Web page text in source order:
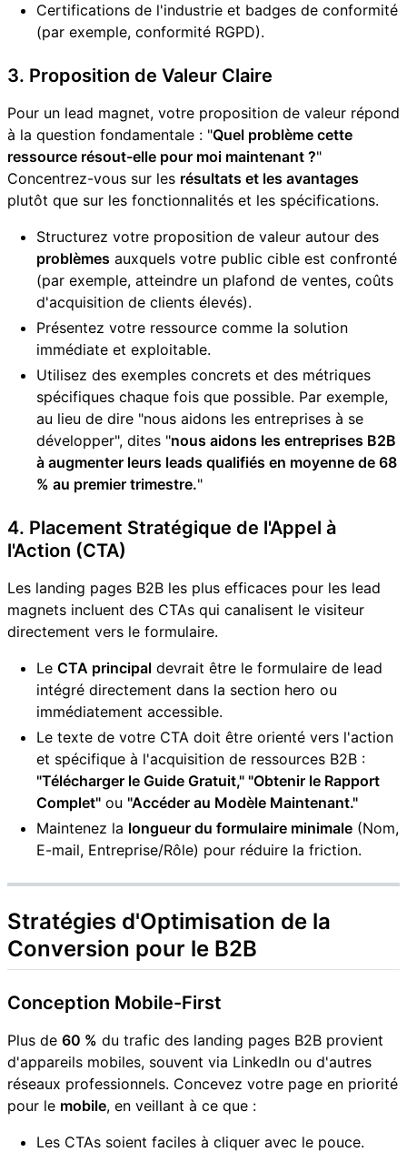
Certifications de l'industrie et badges de conformité
(par exemple, conformité RGPD).
3. Proposition de Valeur Claire
Pour un lead magnet, votre proposition de valeur répond
à la question fondamentale : "Quel problème cette
ressource résout-elle pour moi maintenant ?"
Concentrez-vous sur les résultats et les avantages
plutôt que sur les fonctionnalités et les spécifications.
Structurez votre proposition de valeur autour des
problèmes auxquels votre public cible est confronté
(par exemple, atteindre un plafond de ventes, coûts
d'acquisition de clients élevés).
Présentez votre ressource comme la solution
immédiate et exploitable.
Utilisez des exemples concrets et des métriques
spécifiques chaque fois que possible. Par exemple,
au lieu de dire "nous aidons les entreprises à se
développer", dites "nous aidons les entreprises B2B
à augmenter leurs leads qualifiés en moyenne de 68
% au premier trimestre."
4. Placement Stratégique de l'Appel à
l'Action (CTA)
Les landing pages B2B les plus efficaces pour les lead
magnets incluent des CTAs qui canalisent le visiteur
directement vers le formulaire.
Le CTA principal devrait être le formulaire de lead
intégré directement dans la section hero ou
immédiatement accessible.
Le texte de votre CTA doit être orienté vers l'action
et spécifique à l'acquisition de ressources B2B :
"Télécharger le Guide Gratuit," "Obtenir le Rapport
Complet" ou "Accéder au Modèle Maintenant."
Maintenez la longueur du formulaire minimale (Nom,
E-mail, Entreprise/Rôle) pour réduire la friction.
Stratégies d'Optimisation de la
Conversion pour le B2B
Conception Mobile-First
Plus de 60 % du trafic des landing pages B2B provient
d'appareils mobiles, souvent via LinkedIn ou d'autres
réseaux professionnels. Concevez votre page en priorité
pour le mobile, en veillant à ce que :
Les CTAs soient faciles à cliquer avec le pouce.